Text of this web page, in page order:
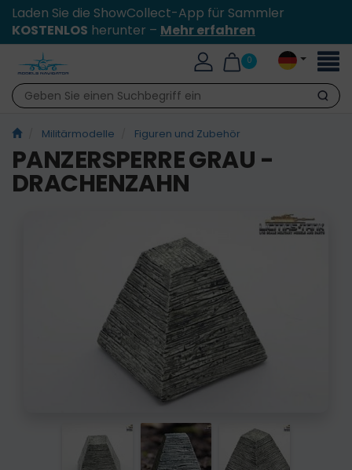
Laden Sie die ShowCollect-App für Sammler
KOSTENLOS herunter – Mehr erfahren
0
Suche
Militärmodelle Figuren und Zubehör
PANZERSPERRE GRAU -
DRACHENZAHN